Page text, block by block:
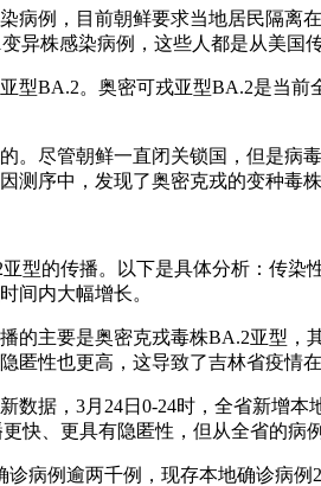
病例，目前朝鲜要求当地居民隔
异株感染病例，这些人都是从美国传
型BA.2。奥密可戎亚型BA.2是当
。尽管朝鲜一直闭关锁国，但是
测序中，发现了奥密克戎的变种毒株
型的传播。以下是具体分析：传
间内大幅增长。
的主要是奥密克戎毒株BA.2亚型
性也更高，这导致了吉林省疫情在
数据，3月24日0-24时，全省新增
快、更具有隐匿性，但从全省的病
病例逾两千例，现存本地确诊病